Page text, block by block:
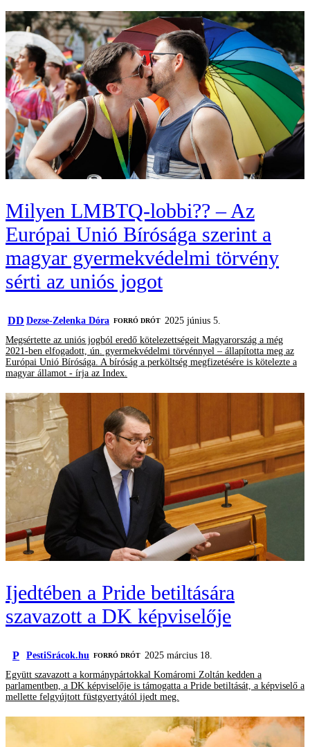
Milyen LMBTQ-lobbi?? – Az
Európai Unió Bírósága szerint a
magyar gyermekvédelmi törvény
sérti az uniós jogot
DD Dezse-Zelenka Dóra FORRÓ DRÓT 2025 június 5.
Megsértette az uniós jogból eredő kötelezettségeit Magyarország a még
2021-ben elfogadott, ún. gyermekvédelmi törvénnyel – állapította meg az
Európai Unió Bírósága. A bíróság a perköltség megfizetésére is kötelezte a
magyar államot - írja az Index.
Ijedtében a Pride betiltására
szavazott a DK képviselője
P PestiSrácok.hu FORRÓ DRÓT
2025 március 18.
Együtt szavazott a kormánypártokkal Komáromi Zoltán kedden a
parlamentben, a DK képviselője is támogatta a Pride betiltását, a képviselő a
mellette felgyújtott füstgyertyától ijedt meg.